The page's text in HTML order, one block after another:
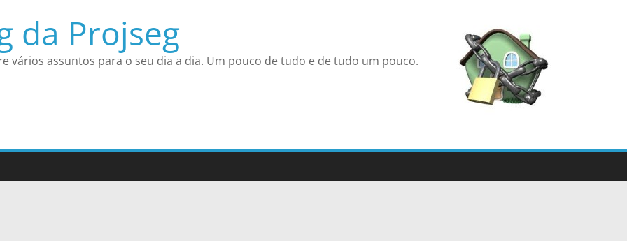
da Projseg
vários assuntos para o seu dia a dia. Um pouco de tudo e de tudo um pouco.